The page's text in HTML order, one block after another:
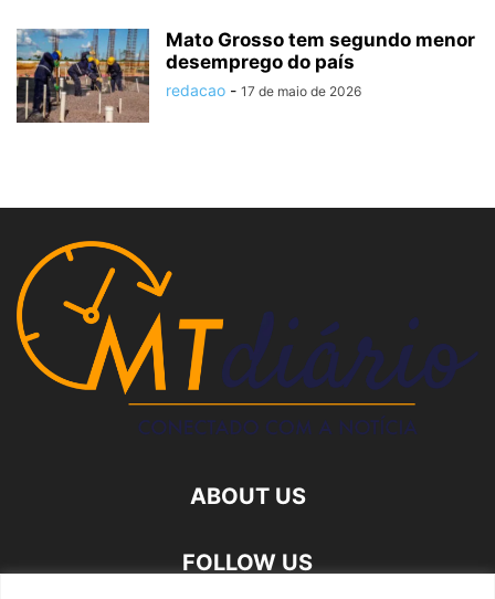
Mato Grosso tem segundo menor
desemprego do país
redacao - 17 de maio de 2026
ABOUT US
FOLLOW US